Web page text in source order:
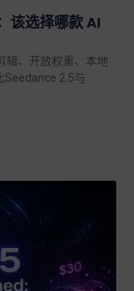
选择哪款 AI
辑、开放权重、本地
2.5与